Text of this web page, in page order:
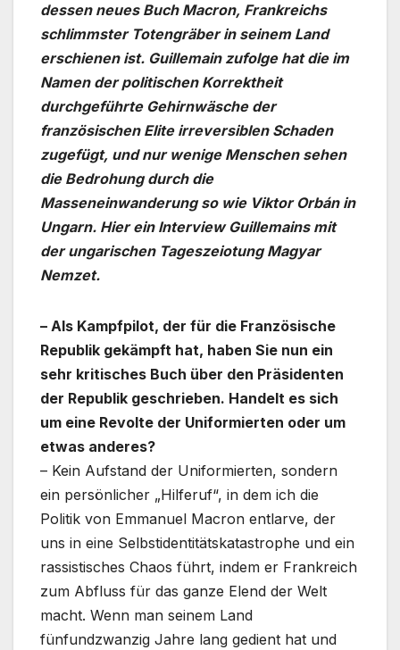
dessen neues Buch Macron, Frankreichs
schlimmster Totengräber in seinem Land
erschienen ist. Guillemain zufolge hat die im
Namen der politischen Korrektheit
durchgeführte Gehirnwäsche der
französischen Elite irreversiblen Schaden
zugefügt, und nur wenige Menschen sehen
die Bedrohung durch die
Masseneinwanderung so wie Viktor Orbán in
Ungarn. Hier ein Interview Guillemains mit
der ungarischen Tageszeiotung Magyar
Nemzet.
– Als Kampfpilot, der für die Französische
Republik gekämpft hat, haben Sie nun ein
sehr kritisches Buch über den Präsidenten
der Republik geschrieben. Handelt es sich
um eine Revolte der Uniformierten oder um
etwas anderes?
– Kein Aufstand der Uniformierten, sondern
ein persönlicher „Hilferuf“, in dem ich die
Politik von Emmanuel Macron entlarve, der
uns in eine Selbstidentitätskatastrophe und ein
rassistisches Chaos führt, indem er Frankreich
zum Abfluss für das ganze Elend der Welt
macht. Wenn man seinem Land
fünfundzwanzig Jahre lang gedient hat und